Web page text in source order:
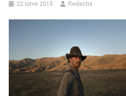
22 iunie 2015 Redactia